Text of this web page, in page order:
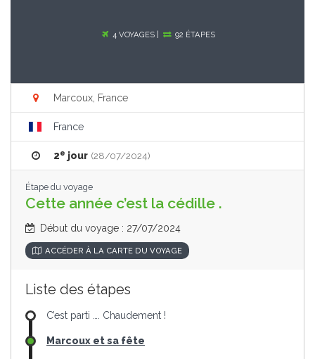
4 VOYAGES | 92 ÉTAPES
Marcoux, France
France
2e jour (28/07/2024)
Étape du voyage
Cette année c’est la cédille .
Début du voyage : 27/07/2024
ACCÉDER À LA CARTE DU VOYAGE
Liste des étapes
C’est parti …. Chaudement !
Marcoux et sa fête